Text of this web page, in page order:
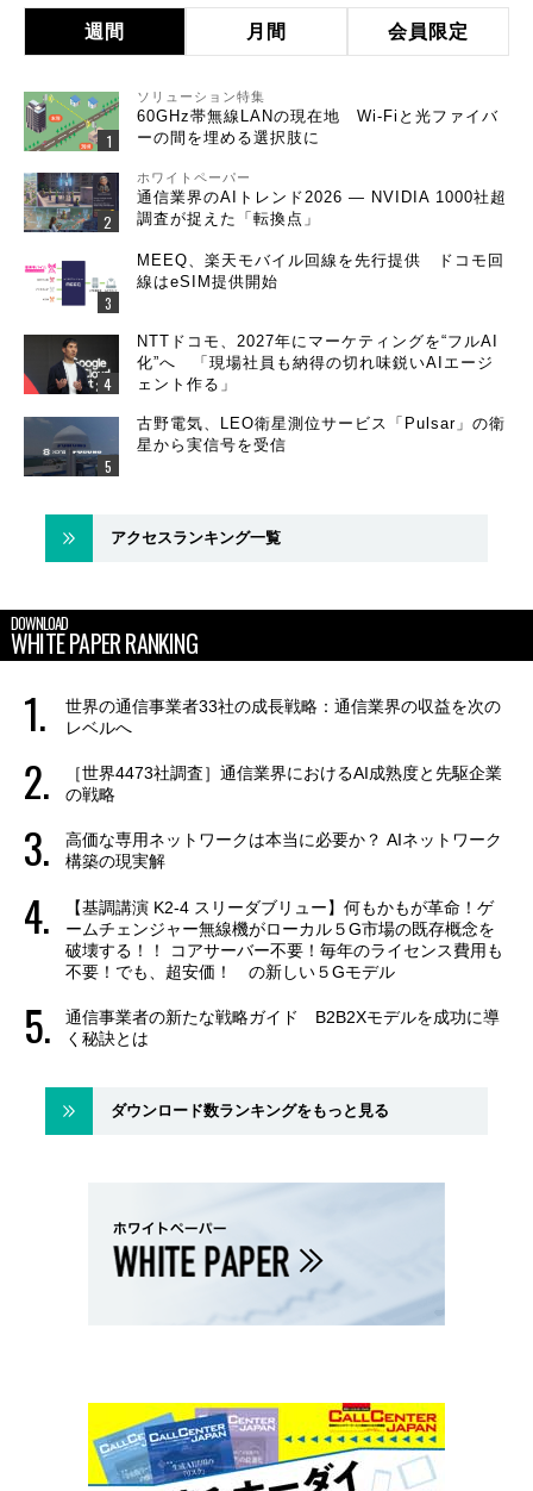
週間 月間 会員限定
ソリューション特集
60GHz帯無線LANの現在地 Wi-Fiと光ファイバ
ーの間を埋める選択肢に
ホワイトペーパー
通信業界のAIトレンド2026 ― NVIDIA 1000社超
調査が捉えた「転換点」
MEEQ、楽天モバイル回線を先行提供 ドコモ回
線はeSIM提供開始
NTTドコモ、2027年にマーケティングを“フルAI
化”へ 「現場社員も納得の切れ味鋭いAIエージ
ェント作る」
古野電気、LEO衛星測位サービス「Pulsar」の衛
星から実信号を受信
アクセスランキング一覧
DOWNLOAD
WHITE PAPER RANKING
世界の通信事業者33社の成長戦略：通信業界の収益を次の
レベルへ
［世界4473社調査］通信業界におけるAI成熟度と先駆企業
の戦略
高価な専用ネットワークは本当に必要か？ AIネットワーク
構築の現実解
【基調講演 K2-4 スリーダブリュー】何もかもが革命！ゲ
ームチェンジャー無線機がローカル５G市場の既存概念を
破壊する！！ コアサーバー不要！毎年のライセンス費用も
不要！でも、超安価！ の新しい５Gモデル
通信事業者の新たな戦略ガイド B2B2Xモデルを成功に導
く秘訣とは
ダウンロード数ランキングをもっと見る